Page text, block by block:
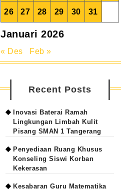
Januari 2026
26 27 28 29 30 31
« Des Feb »
Recent Posts
Inovasi Baterai Ramah
Lingkungan Limbah Kulit
Pisang SMAN 1 Tangerang
Penyediaan Ruang Khusus
Konseling Siswi Korban
Kekerasan
Kesabaran Guru Matematika